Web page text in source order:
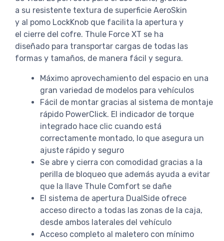
a su resistente textura de superficie AeroSkin
y al pomo LockKnob que facilita la apertura y
el cierre del cofre. Thule Force XT se ha
diseñado para transportar cargas de todas las
formas y tamaños, de manera fácil y segura.
Máximo aprovechamiento del espacio en una
gran variedad de modelos para vehículos
Fácil de montar gracias al sistema de montaje
rápido PowerClick. El indicador de torque
integrado hace clic cuando está
correctamente montado, lo que asegura un
ajuste rápido y seguro
Se abre y cierra con comodidad gracias a la
perilla de bloqueo que además ayuda a evitar
que la llave Thule Comfort se dañe
El sistema de apertura DualSide ofrece
acceso directo a todas las zonas de la caja,
desde ambos laterales del vehículo
Acceso completo al maletero con mínimo